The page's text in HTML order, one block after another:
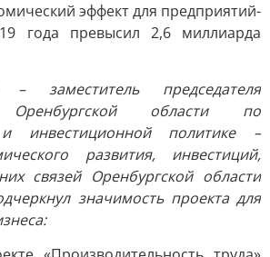
эффект для предприятий-
года превысил 2,6 миллиарда
– заместитель председателя
Оренбургской области по
и инвестиционной политике –
развития, инвестиций,
связей Оренбургской области
значимость проекта для